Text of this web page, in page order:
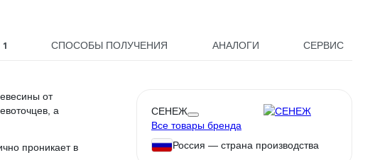
1 СПОСОБЫ ПОЛУЧЕНИЯ АНАЛОГИ СЕРВИС
от
а
проникает в
СЕНЕЖ
Все товары бренда
Россия — страна производства